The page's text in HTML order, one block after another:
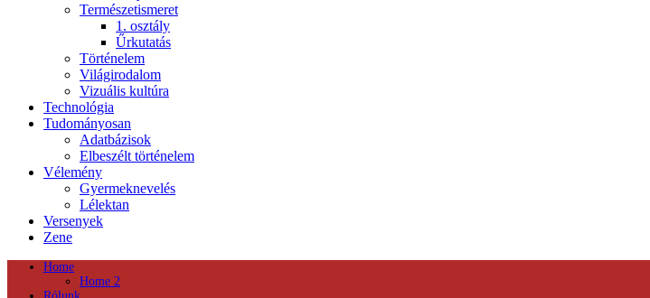
Természetismeret
1. osztály
Űrkutatás
Történelem
Világirodalom
Vizuális kultúra
Technológia
Tudományosan
Adatbázisok
Elbeszélt történelem
Vélemény
Gyermeknevelés
Lélektan
Versenyek
Zene
Home
Home 2